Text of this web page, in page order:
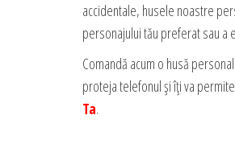
accidentale, husele noastre
personajului tău preferat sau a
Comandă acum o husă
proteja telefonul și îți va
Ta.